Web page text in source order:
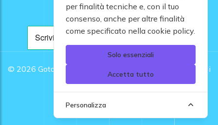
© 2026 Gotomare srl - Partita IVA 12948810960 .
Tutti i
diritti riservati.
per finalità tecniche e, con il tuo
consenso, anche per altre finalità
come specificato nella cookie policy.
Solo essenziali
Accetta tutto
Personalizza